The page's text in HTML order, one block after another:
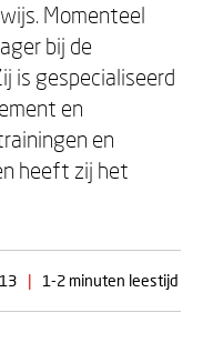
Momenteel
bij de
is gespecialiseerd
en
en
heeft zij het
| 1-2 minuten leestijd